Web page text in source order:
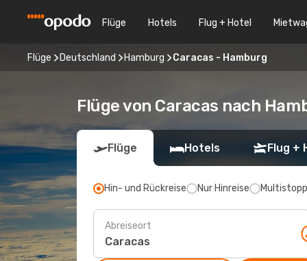
Flüge Hotels Flug + Hotel
Flüge Deutschland Hamburg Caracas - Hamburg
Flüge von Caracas nach
Flüge Hotels Flug +
Hin- und Rückreise Nur Hinreise Multistopp
Abreiseort